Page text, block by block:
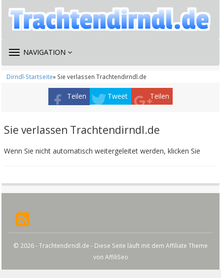
TOGGLE
NAVIGATION
Dirndl-Startseite» Sie verlassen Trachtendirndl.de
Teilen Tweet Teilen
Sie verlassen Trachtendirndl.de
Wenn Sie nicht automatisch weitergeleitet werden, klicken Sie
© 2026 - Trachtendirndl.de - Diese Seite läuft mit dem Affiliate Theme
von AffiliSeo